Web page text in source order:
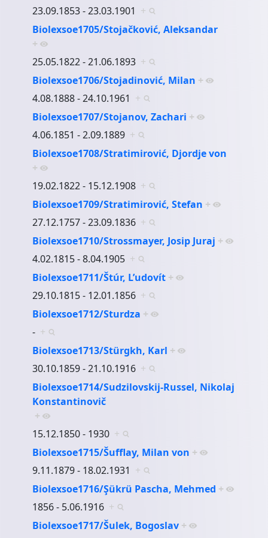
23.09.1853 - 23.03.1901 +
Biolexsoe1705/Stojačković, Aleksandar
+
25.05.1822 - 21.06.1893 +
Biolexsoe1706/Stojadinović, Milan +
4.08.1888 - 24.10.1961 +
Biolexsoe1707/Stojanov, Zachari +
4.06.1851 - 2.09.1889 +
Biolexsoe1708/Stratimirović, Djordje von
+
19.02.1822 - 15.12.1908 +
Biolexsoe1709/Stratimirović, Stefan +
27.12.1757 - 23.09.1836 +
Biolexsoe1710/Strossmayer, Josip Juraj +
4.02.1815 - 8.04.1905 +
Biolexsoe1711/Štúr, L’udovít +
29.10.1815 - 12.01.1856 +
Biolexsoe1712/Sturdza +
- +
Biolexsoe1713/Stürgkh, Karl +
30.10.1859 - 21.10.1916 +
Biolexsoe1714/Sudzilovskij-Russel, Nikolaj
Konstantinovič
+
15.12.1850 - 1930 +
Biolexsoe1715/Šufflay, Milan von +
9.11.1879 - 18.02.1931 +
Biolexsoe1716/Şükrü Pascha, Mehmed +
1856 - 5.06.1916 +
Biolexsoe1717/Šulek, Bogoslav +